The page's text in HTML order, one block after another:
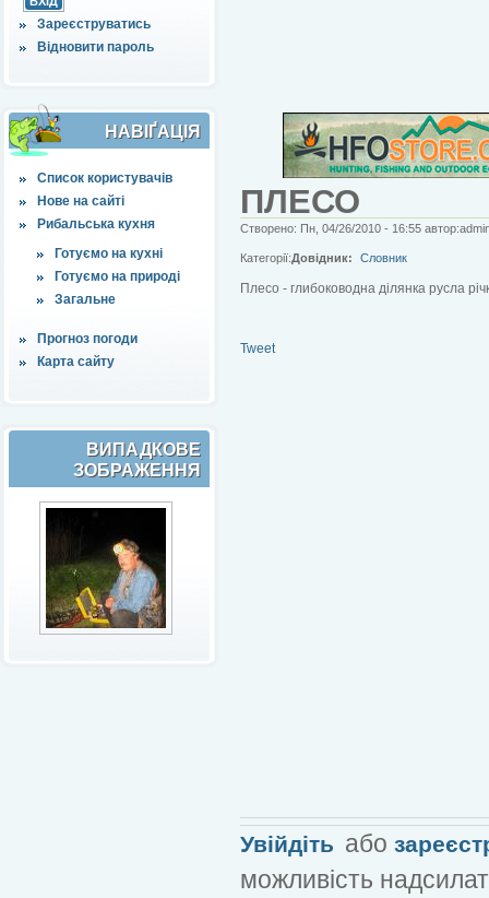
Зареєструватись
Відновити пароль
НАВІҐАЦІЯ
Список користувачів
Нове на сайті
Рибальська кухня
Готуємо на кухні
Готуємо на природі
Загальне
Прогноз погоди
Карта сайту
ВИПАДКОВЕ
ЗОБРАЖЕННЯ
ПЛЕСО
Створено: Пн, 04/26/2010 - 16:55
Категорії:Довідник: Словник
Плесо - глибоководна ділянка русла
Tweet
Увійдіть або
можливість